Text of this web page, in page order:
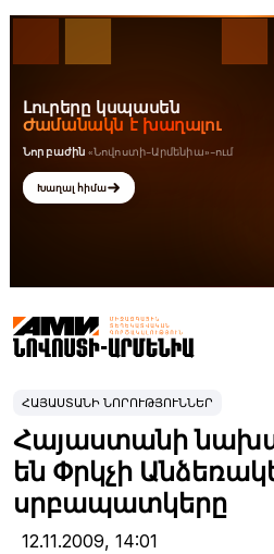
ՀԱՅԱՍՏԱՆԻ ՆՈՐՈՒԹՅՈՒՆՆԵՐ
Հայաստանի
են Փրկչի
սրբապատկերը
12.11.2009, 14:01